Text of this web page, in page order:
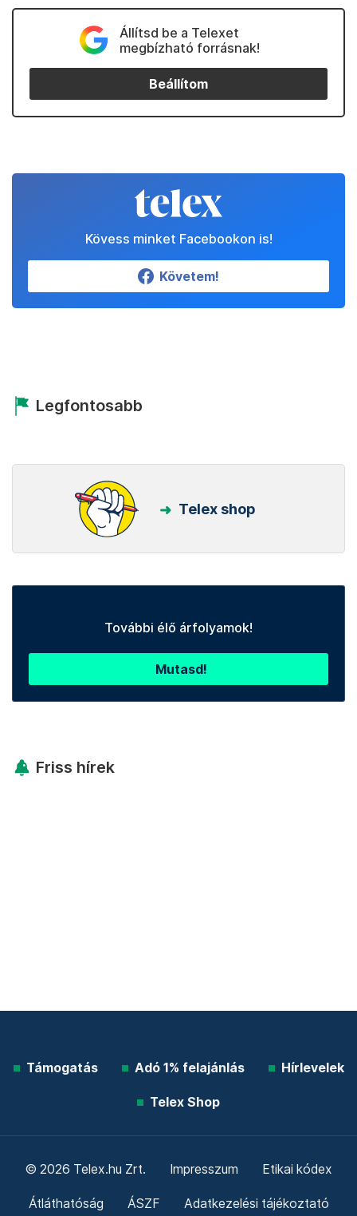
Állítsd be a Telexet
megbízható forrásnak!
Beállítom
Kövess minket Facebookon is!
Követem!
Legfontosabb
Telex shop
További élő árfolyamok!
Mutasd!
Friss hírek
Támogatás Adó 1% felajánlás Hírlevelek
Telex Shop
© 2026 Telex.hu Zrt. Impresszum Etikai kódex
Átláthatóság ÁSZF Adatkezelési tájékoztató